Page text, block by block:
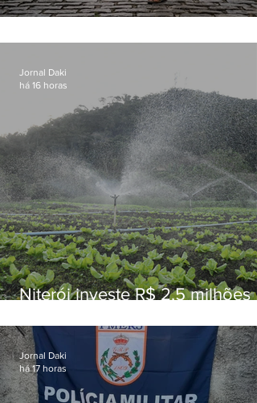
Niterói investe R$ 2,5 milhões
familiar para merenda escolar
Jornal Daki
há 16 horas
Jornal Daki
há 17 horas